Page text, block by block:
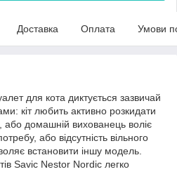
Доставка Оплата Умови
для кота диктується зазвичай
кіт любить активно розкидати
домашній вихованець воліє
або відсутність вільного
встановити іншу модель.
Savic Nestor Nordic легко